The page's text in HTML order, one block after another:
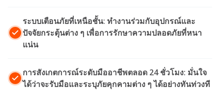
ระบบเตือนภัยที่เหนือชั้น: ทำงานร่วมกับอุปกรณ์และ
ปัจจัยกระตุ้นต่าง ๆ เพื่อการรักษาความปลอดภัยที่หนา
แน่น
การสังเกตการณ์ระดับมืออาชีพตลอด 24 ชั่วโมง: มั่นใจ
ได้ว่าจะรับมือและระบุภัยคุกคามต่าง ๆ ได้อย่างทันท่วงที